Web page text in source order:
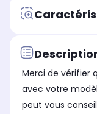
Merci de vérifier
avec votre
peut vous